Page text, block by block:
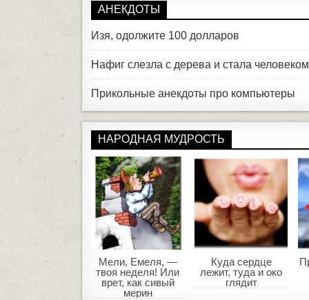
АНЕКДОТЫ
Изя, одолжите 100 долларов
Нафиг слезла с дерева и стала
Прикольные анекдоты про компьютеры
НАРОДНАЯ МУДРОСТЬ
Мели, Емеля, —
твоя неделя! Или
врет, как сивый
мерин
Куда сердце
лежит, туда и око
глядит